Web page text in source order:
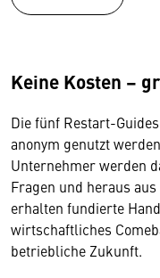
Keine Kosten –
Die fünf Restart-
anonym genutzt
Unternehmer werden
Fragen und heraus
erhalten fundierte
wirtschaftliches
betriebliche Zukunft.